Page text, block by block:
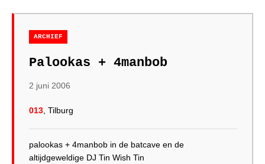
ARCHIEF
Palookas + 4manbob
2 juni 2006
013 , Tilburg
palookas + 4manbob in de batcave en de
altijdgeweldige DJ Tin Wish Tin